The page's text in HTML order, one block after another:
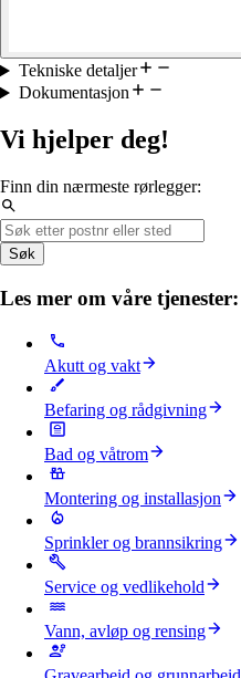
Tekniske detaljer
Dokumentasjon
Vi hjelper deg!
Finn din nærmeste rørlegger:
Søk
Les mer om våre tjenester:
Akutt og vakt
Befaring og rådgivning
Bad og våtrom
Montering og installasjon
Sprinkler og brannsikring
Service og vedlikehold
Vann, avløp og rensing